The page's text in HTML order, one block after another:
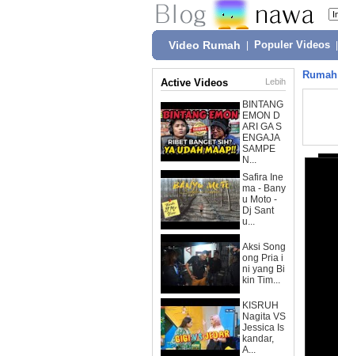
Video Rumah Populer Videos
Active Videos Lebih
BINTANG
EMON D
ARI GA S
ENGAJA
SAMPE
N...
Safira Ine
ma - Bany
u Moto -
Dj Sant
u...
Aksi Song
ong Pria i
ni yang Bi
kin Tim...
KISRUH
Nagita VS
Jessica Is
kandar,
A...
Rumah